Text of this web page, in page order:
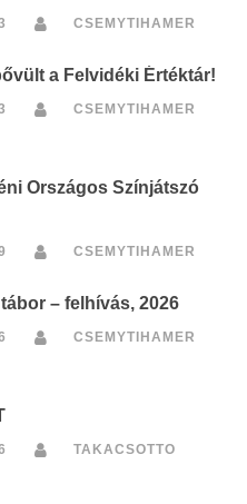
CSEMYTIHAMER
a Felvidéki Értéktár!
CSEMYTIHAMER
Országos Színjátszó
CSEMYTIHAMER
– felhívás, 2026
CSEMYTIHAMER
TAKACSOTTO